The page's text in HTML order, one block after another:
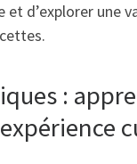
d’explorer une
: